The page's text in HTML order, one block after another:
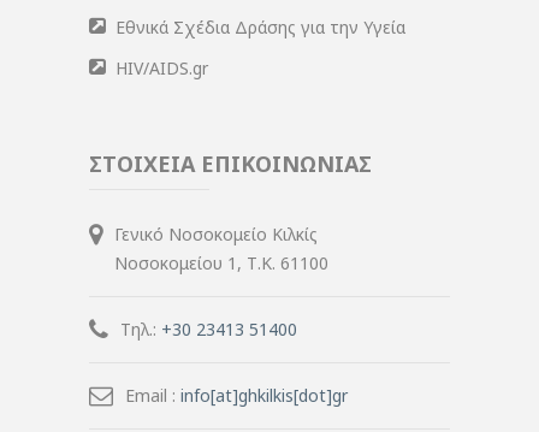
Εθνικά Σχέδια Δράσης για την Υγεία
HIV/AIDS.gr
ΣΤΟΙΧΕΙΑ ΕΠΙΚΟΙΝΩΝΙΑΣ
Γενικό Νοσοκομείο Κιλκίς
Νοσοκομείου 1, Τ.Κ. 61100
Τηλ.: +30 23413 51400
Email : info[at]ghkilkis[dot]gr